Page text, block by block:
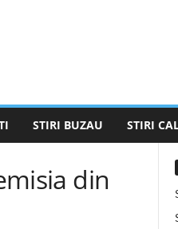
STIRI BUZAU STIRI
din